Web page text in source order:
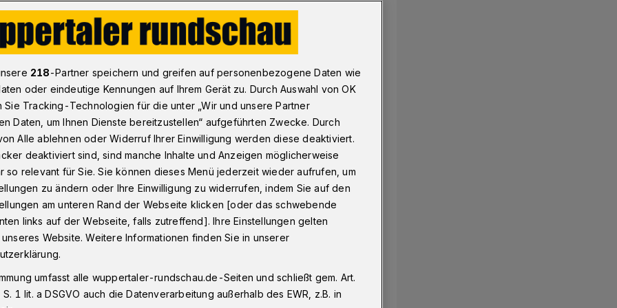
Gelder für Schulsozialarbeit​ in Wuppertal
auf Gelder für
der Stadt Wuppertal stellt den Antrag,
aus dem Doppelhaushalt 2024/25
Entscheidung der Landesregierung
218-Partner speichern und greifen auf personenbezogene Daten wie
oder eindeutige Kennungen auf Ihrem Gerät zu. Durch Auswahl von OK
Sie Tracking-Technologien für die unter „Wir und unsere Partner
Daten, um Ihnen Dienste bereitzustellen“ aufgeführten Zwecke. Durch
Alle ablehnen oder Widerruf Ihrer Einwilligung werden diese deaktiviert.
deaktiviert sind, sind manche Inhalte und Anzeigen möglicherweise
so relevant für Sie. Sie können dieses Menü jederzeit wieder aufrufen, um
zu ändern oder Ihre Einwilligung zu widerrufen, indem Sie auf den
am unteren Rand der Webseite klicken [oder das schwebende
links auf der Webseite, falls zutreffend]. Ihre Einstellungen gelten
Website. Weitere Informationen finden Sie in unserer
umfasst alle wuppertaler-rundschau.de-Seiten und schließt gem. Art.
1 lit. a DSGVO auch die Datenverarbeitung außerhalb des EWR, z.B. in